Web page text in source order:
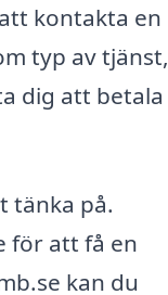
kontakta en
typ av tjänst,
dig att betala
tänka på.
för att få en
kan du